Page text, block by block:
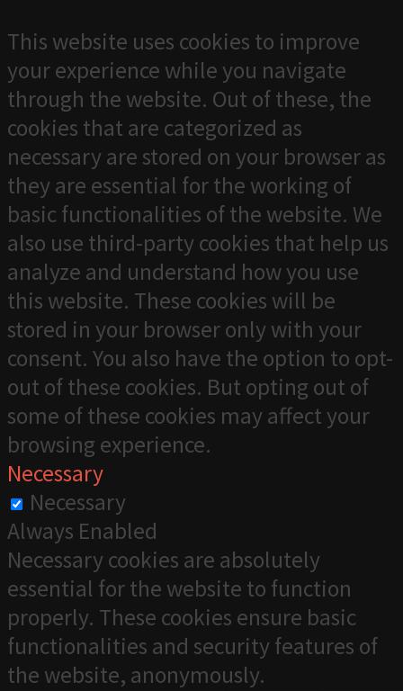
This website uses cookies to improve
your experience while you navigate
through the website. Out of these, the
cookies that are categorized as
necessary are stored on your browser as
they are essential for the working of
basic functionalities of the website. We
also use third-party cookies that help us
analyze and understand how you use
this website. These cookies will be
stored in your browser only with your
consent. You also have the option to opt-
out of these cookies. But opting out of
some of these cookies may affect your
browsing experience.
Necessary
Necessary
Always Enabled
Necessary cookies are absolutely
essential for the website to function
properly. These cookies ensure basic
functionalities and security features of
the website, anonymously.